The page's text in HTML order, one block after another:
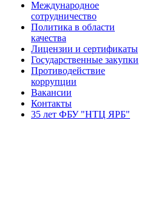
Международное
сотрудничество
Политика в области
качества
Лицензии и сертификаты
Государственные закупки
Противодействие
коррупции
Вакансии
Контакты
35 лет ФБУ "НТЦ ЯРБ"